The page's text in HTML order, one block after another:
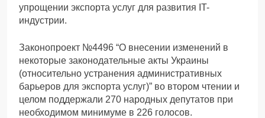
упрощении экспорта услуг для развития IT-
индустрии.
Законопроект №4496 “О внесении изменений в
некоторые законодательные акты Украины
(относительно устранения административных
барьеров для экспорта услуг)” во втором чтении и
целом поддержали 270 народных депутатов при
необходимом минимуме в 226 голосов.